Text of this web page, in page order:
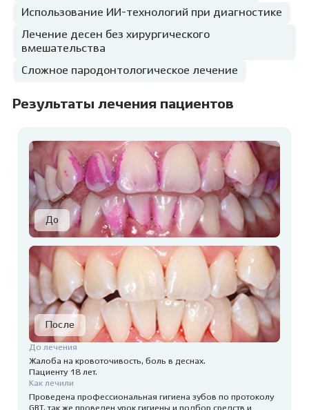
Использование ИИ-технологий при диагностике
Лечение десен без хирургического
вмешательства
Сложное пародонтологическое лечение
Результаты лечения пациентов
До лечения
Жалоба на кровоточивость, боль в деснах.
Пациенту 18 лет.
Как лечили
Проведена профессиональная гигиена зубов по протоколу
GBT, так же проведен урок гигиены и подбор средств и